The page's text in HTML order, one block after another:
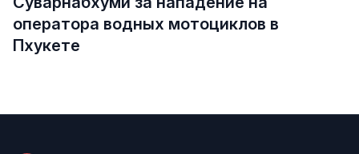
оператора водных мотоциклов в
Пхукете